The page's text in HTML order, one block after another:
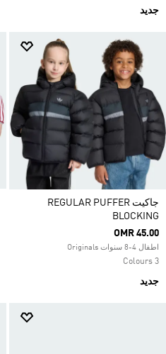
جديد
جاكيت REGULAR PUFFER
BLOCKING
OMR 45.00
اطفال 4-8 سنوات Originals
3 Colours
جديد